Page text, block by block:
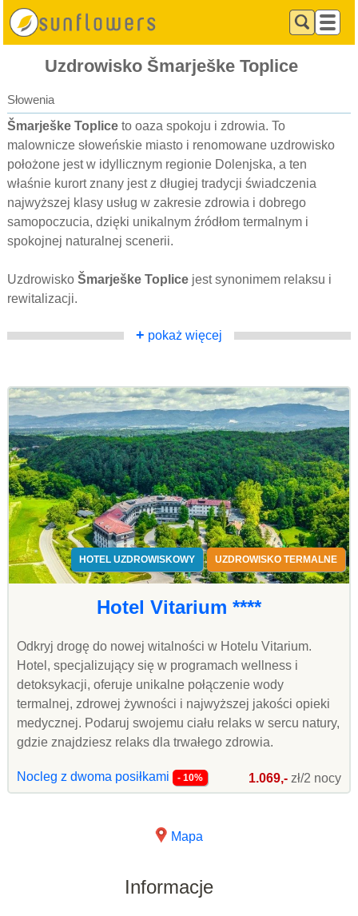
Uzdrowisko Šmarješke Toplice
Słowenia
Šmarješke Toplice to oaza spokoju i zdrowia. To
malownicze słoweńskie miasto i renomowane uzdrowisko
położone jest w idyllicznym regionie Dolenjska, a ten
właśnie kurort znany jest z długiej tradycji świadczenia
najwyższej klasy usług w zakresie zdrowia i dobrego
samopoczucia, dzięki unikalnym źródłom termalnym i
spokojnej naturalnej scenerii.
Uzdrowisko Šmarješke Toplice jest synonimem relaksu i
rewitalizacji.
+ pokaż więcej
HOTEL UZDROWISKOWY UZDROWISKO TERMALNE
Hotel Vitarium ****
Odkryj drogę do nowej witalności w Hotelu Vitarium.
Hotel, specjalizujący się w programach wellness i
detoksykacji, oferuje unikalne połączenie wody
termalnej, zdrowej żywności i najwyższej jakości opieki
medycznej. Podaruj swojemu ciału relaks w sercu natury,
gdzie znajdziesz relaks dla trwałego zdrowia.
Nocleg z dwoma posiłkami - 10% 1.069,- zł/2 nocy
Mapa
Informacje